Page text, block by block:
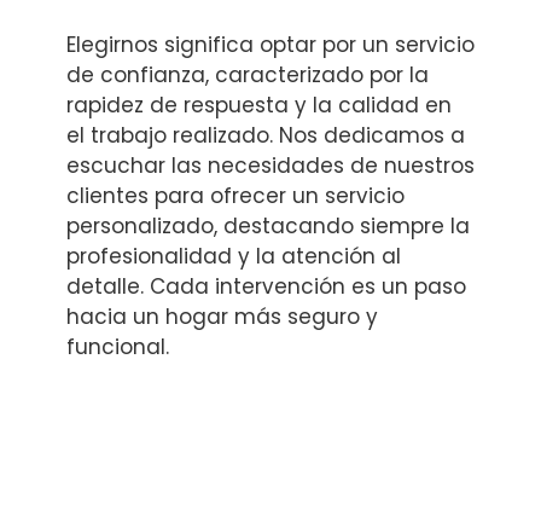
Elegirnos significa optar por un servicio
de confianza, caracterizado por la
rapidez de respuesta y la calidad en
el trabajo realizado. Nos dedicamos a
escuchar las necesidades de nuestros
clientes para ofrecer un servicio
personalizado, destacando siempre la
profesionalidad y la atención al
detalle. Cada intervención es un paso
hacia un hogar más seguro y
funcional.